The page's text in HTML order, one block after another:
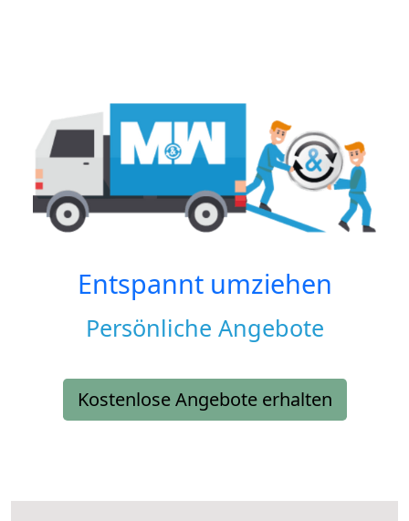
Entspannt umziehen
Persönliche Angebote
Kostenlose Angebote erhalten